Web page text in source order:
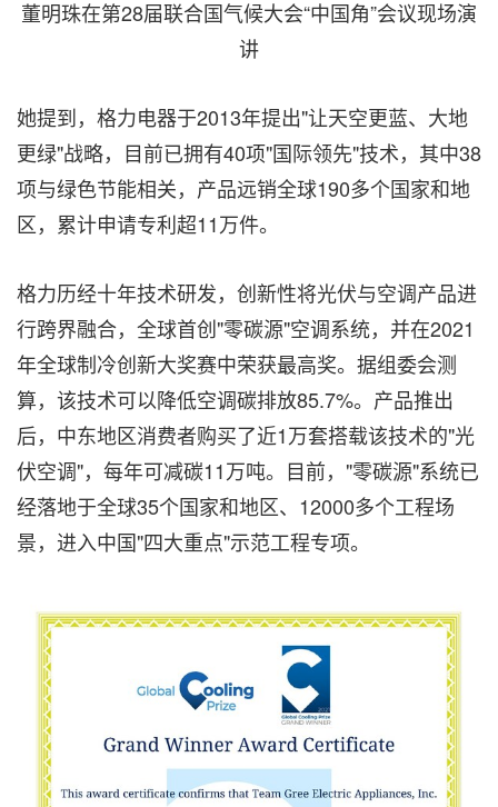
董明珠在第28届联合国气候大会“中国角”会议现场演
讲
她提到，格力电器于2013年提出"让天空更蓝、大地
更绿"战略，目前已拥有40项"国际领先"技术，其中38
项与绿色节能相关，产品远销全球190多个国家和地
区，累计申请专利超11万件。
格力历经十年技术研发，创新性将光伏与空调产品进
行跨界融合，全球首创"零碳源"空调系统，并在2021
年全球制冷创新大奖赛中荣获最高奖。据组委会测
算，该技术可以降低空调碳排放85.7%。产品推出
后，中东地区消费者购买了近1万套搭载该技术的"光
伏空调"，每年可减碳11万吨。目前，"零碳源"系统已
经落地于全球35个国家和地区、12000多个工程场
景，进入中国"四大重点"示范工程专项。